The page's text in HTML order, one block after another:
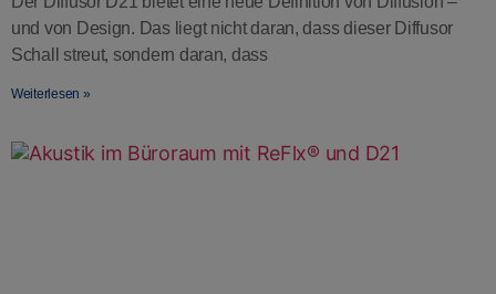
und von Design. Das liegt nicht daran, dass dieser Diffusor
Schall streut, sondern daran, dass
Weiterlesen »